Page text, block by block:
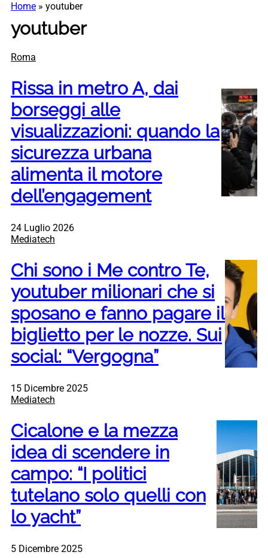
Home » youtuber
youtuber
Roma
Rissa in metro A, dai
borseggi alle
visualizzazioni: quando la
sicurezza urbana
alimenta il motore
dell’engagement
24 Luglio 2026
Mediatech
Chi sono i Me contro Te,
youtuber milionari che si
sposano e fanno pagare il
biglietto per le nozze. Sui
social: “Vergogna”
15 Dicembre 2025
Mediatech
Cicalone e la mezza
idea di scendere in
campo: “I politici
tutelano solo quelli con
lo yacht”
5 Dicembre 2025